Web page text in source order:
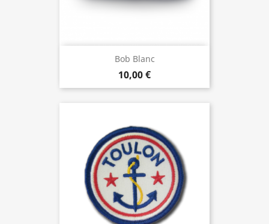
Bob Blanc
10,00 €